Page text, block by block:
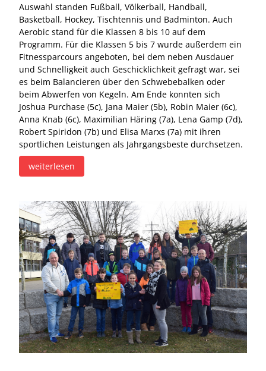
Auswahl standen Fußball, Völkerball, Handball,
Basketball, Hockey, Tischtennis und Badminton. Auch
Aerobic stand für die Klassen 8 bis 10 auf dem
Programm. Für die Klassen 5 bis 7 wurde außerdem ein
Fitnessparcours angeboten, bei dem neben Ausdauer
und Schnelligkeit auch Geschicklichkeit gefragt war, sei
es beim Balancieren über den Schwebebalken oder
beim Abwerfen von Kegeln. Am Ende konnten sich
Joshua Purchase (5c), Jana Maier (5b), Robin Maier (6c),
Anna Knab (6c), Maximilian Häring (7a), Lena Gamp (7d),
Robert Spiridon (7b) und Elisa Marxs (7a) mit ihren
sportlichen Leistungen als Jahrgangsbeste durchsetzen.
weiterlesen